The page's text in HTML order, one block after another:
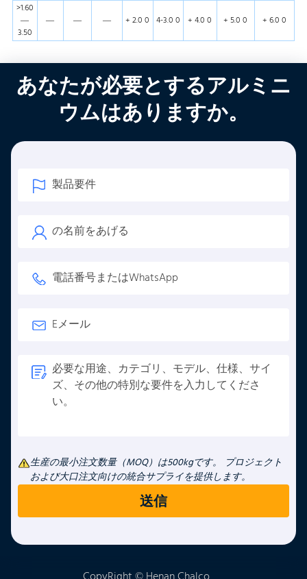
>1.60
—
3.50
— — — + 2.0 0 4-3.0 0 + 4.0 0 + 5.0 0 + 6.0 0
あなたが必要とするアルミニ
ウムはありますか。
生産の最小注文数量（MOQ）は500kgです。 プロジェクト
および大口注文向けの統合サプライを提供します。